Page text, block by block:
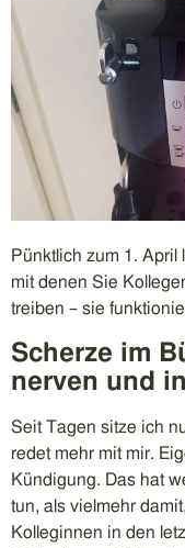
Pünktlich zum 1.
mit denen Sie
treiben – sie
Scherze im
nerven und
Seit Tagen sitze ich
redet mehr mit mir.
Kündigung. Das hat
tun, als vielmehr
Kolleginnen in den